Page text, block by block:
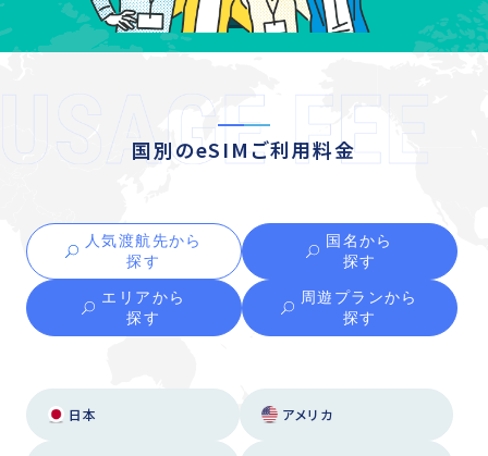
国別のeSIMご利用料金
人気渡航先から
探す
国名から
探す
エリアから
探す
周遊プランから
探す
日本 アメリカ